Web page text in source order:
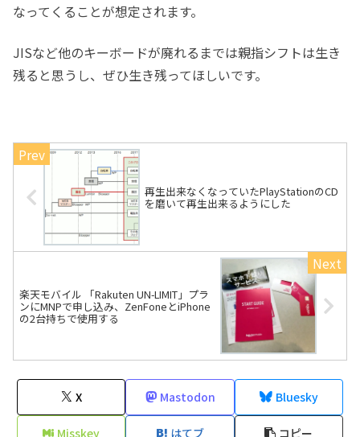
なってくることが想定されます。
JISなど他のキーボードが廃れるまでは親指シフトは生き
残ると思うし、ぜひ生き残ってほしいです。
再生出来なくなっていたPlayStationのCD
を磨いて再生出来るようにした
楽天モバイル 「Rakuten UN-LIMIT」プラ
ンにMNPで申し込み、ZenFoneとiPhone
の2台持ちで使用する
X Mastodon Bluesky
Misskey はてブ コピー